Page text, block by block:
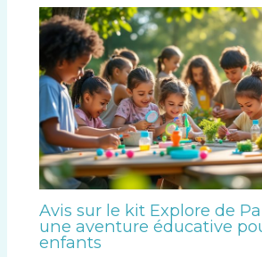
Avis sur le kit Explore de
une aventure éducative
enfants